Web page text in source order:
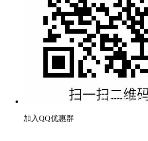
加入QQ优惠群